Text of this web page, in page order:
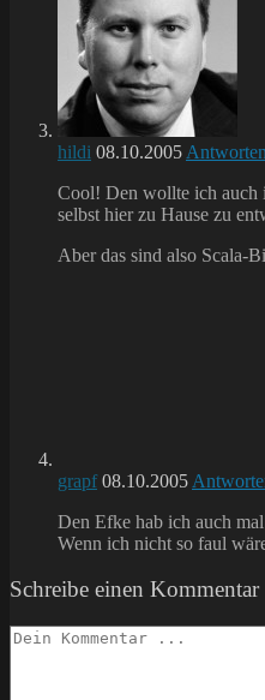
hildi 08.10.2005 Antworten
Cool! Den wollte ich auch
selbst hier zu Hause zu
Aber das sind also Scala-
grapf 08.10.2005
Den Efke hab ich auch
Wenn ich nicht so faul
Schreibe einen Kommentar
Kommentieren